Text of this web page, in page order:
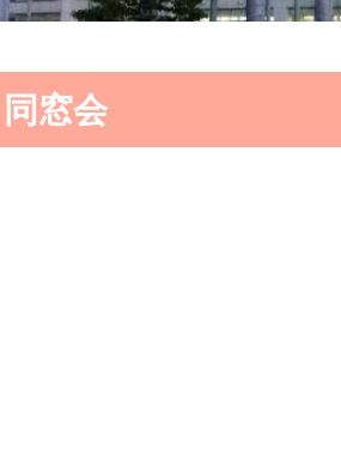
同窓会